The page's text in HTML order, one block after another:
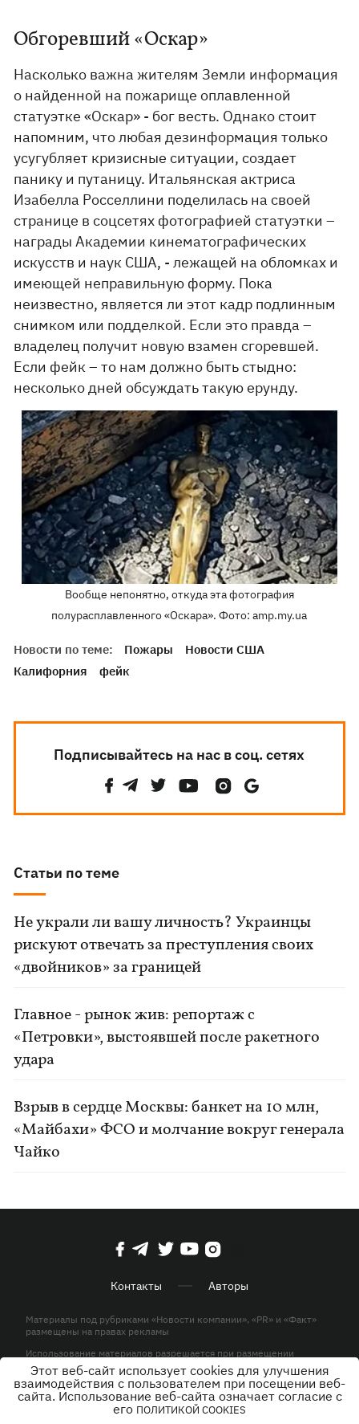
Обгоревший «Оскар»
Насколько важна жителям Земли информация
о найденной на пожарище оплавленной
статуэтке «Оскар» - бог весть. Однако стоит
напомним, что любая дезинформация только
усугубляет кризисные ситуации, создает
панику и путаницу. Итальянская актриса
Изабелла Росселлини поделилась на своей
странице в соцсетях фотографией статуэтки –
награды Академии кинематографических
искусств и наук США, - лежащей на обломках и
имеющей неправильную форму. Пока
неизвестно, является ли этот кадр подлинным
снимком или подделкой. Если это правда –
владелец получит новую взамен сгоревшей.
Если фейк – то нам должно быть стыдно:
несколько дней обсуждать такую ерунду.
Вообще непонятно, откуда эта фотография
полурасплавленного «Оскара». Фото: amp.my.ua
Новости по теме: Пожары
Новости США
Калифорния
фейк
Подписывайтесь на нас в соц. сетях
Статьи по теме
Не украли ли вашу личность? Украинцы
рискуют отвечать за преступления своих
«двойников» за границей
Главное - рынок жив: репортаж с
«Петровки», выстоявшей после ракетного
удара
Взрыв в сердце Москвы: банкет на 10 млн,
«Майбахи» ФСО и молчание вокруг генерала
Чайко
Контакты Авторы
Материалы под рубриками «Новости компании», «PR» и «Факт»
размещены на правах рекламы
Использование материалов разрешается при размещении
активной гиперссылки на KP.UA в первом абзаце.
© ООО «ЮЛАВ МЕДИА»,2026. Все права защищены.
Этот веб-сайт использует cookies для улучшения
взаимодействия с пользователем при посещении веб-
сайта. Использование веб-сайта означает согласие с
его ПОЛИТИКОЙ COOKIES